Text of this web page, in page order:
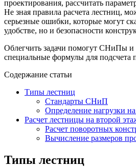
проектирования, рассчитать
Не зная правила расчета лестниц,
серьезные ошибки, которые могут
удобстве, но и безопасности
Облегчить задачи помогут СНиПы и
специальные формулы для подсчета
Содержание статьи
Типы лестниц
Стандарты СНиП
Определение нагрузки
Расчет лестницы на второй
Расчет поворотных
Вычисление размеров
Типы лестниц